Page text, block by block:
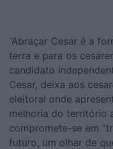
“Abraçar Cesar é a
terra e para os
candidato
Cesar, deixa aos
eleitoral onde
melhoria do território
compromete-se em
futuro, um olhar de